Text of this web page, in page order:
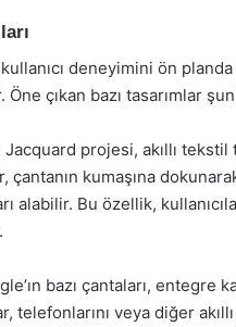
kullanıcı deneyimini ön
çıkan bazı tasarımlar
projesi, akıllı
çantanın kumaşına
alabilir. Bu özellik,
bazı çantaları, entegre
telefonlarını veya diğer